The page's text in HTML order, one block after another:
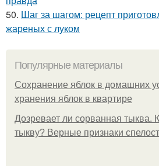
50. Шаг за шагом: рецепт
жареных с луком
Популярные материалы
Сохранение яблок в домашних
хранения яблок в квартире
Дозревает ли сорванная тыква.
тыкву? Верные признаки